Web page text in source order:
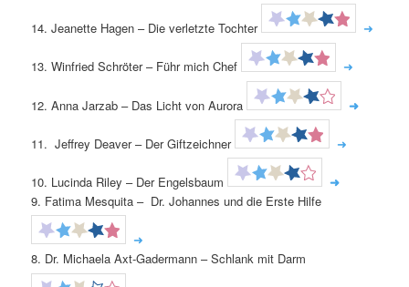
14. Jeanette Hagen – Die verletzte Tochter ➜
13. Winfried Schröter – Führ mich Chef ➜
12. Anna Jarzab – Das Licht von Aurora ➜
11. Jeffrey Deaver – Der Giftzeichner ➜
10. Lucinda Riley – Der Engelsbaum
➜
9. Fatima Mesquita – Dr. Johannes und die Erste Hilfe
➜
8. Dr. Michaela Axt-Gadermann – Schlank mit Darm